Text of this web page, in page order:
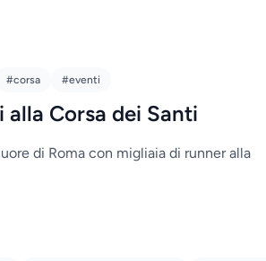
#corsa #eventi
Corsa dei Santi
di Roma con migliaia di runner alla